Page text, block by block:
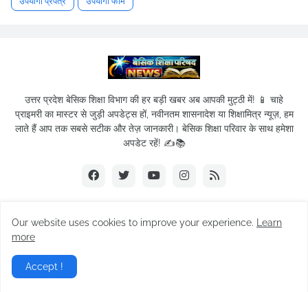
उत्तर प्रदेश बेसिक शिक्षा विभाग की हर बड़ी खबर अब आपकी मुट्ठी में! 📱 चाहे
प्राइमरी का मास्टर से जुड़ी अपडेट्स हों, नवीनतम शासनादेश या शिक्षामित्र न्यूज़, हम
लाते हैं आप तक सबसे सटीक और तेज़ जानकारी। बेसिक शिक्षा परिवार के साथ हमेशा
अपडेट रहें! ✍️📚
Our website uses cookies to improve your experience.
Learn
more
Accept !